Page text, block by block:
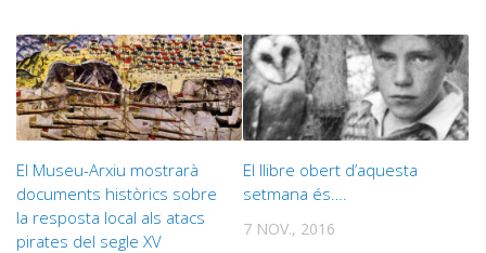
El Museu-Arxiu mostrarà
documents històrics sobre
la resposta local als atacs
pirates del segle XV
El llibre obert d’aquesta
setmana és….
7 NOV., 2016